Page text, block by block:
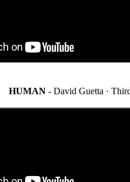
HUMAN- David Guetta ·